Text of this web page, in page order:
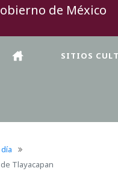
SITIOS
Tlayacapan